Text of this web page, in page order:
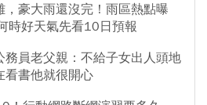
，豪大雨還沒完！雨區熱點曝
好天氣先看10日預報
務員老父親：不給子女出人頭地
看書他就很開心